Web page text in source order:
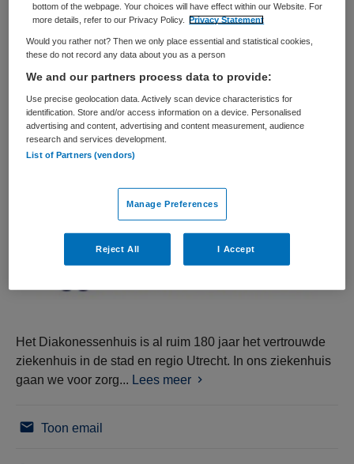
DIENSTVERBAND
Vacature niet beschikbaar
Deze vacature Projectleider Radiologie en Nucleaire
Geneeskunde bij Diakonessenhuis is niet meer actueel.
Hieronder staan enkele vergelijkbare vacatures die voor
Het Diakonessenhuis is al ruim 180 jaar het vertrouwde
ziekenhuis in de stad en regio Utrecht. In ons ziekenhuis
gaan we voor zorg... Lees meer
Toon email
bottom of the webpage. Your choices will have effect within our Website. For
more details, refer to our Privacy Policy.
Privacy Statement
Would you rather not? Then we only place essential and statistical cookies,
these do not record any data about you as a person
We and our partners process data to provide:
Use precise geolocation data. Actively scan device characteristics for
identification. Store and/or access information on a device. Personalised
advertising and content, advertising and content measurement, audience
research and services development.
List of Partners (vendors)
Manage Preferences
Reject All I Accept